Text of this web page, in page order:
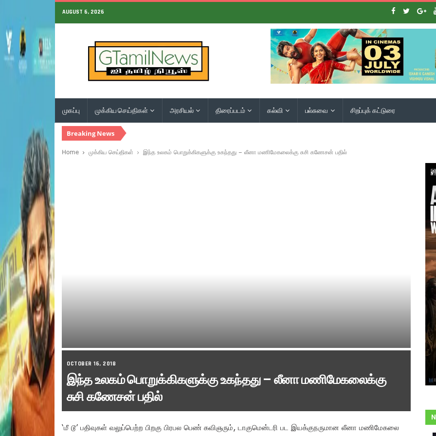
AUGUST 6, 2026
முகப்பு முக்கிய செய்திகள் அரசியல் திரைப்படம் கல்வி பல்சுவை சிறப்புக் கட்டுரை
Breaking News
Home முக்கிய செய்திகள் இந்த உலகம் பொறுக்கிகளுக்கு உகந்தது – லீனா மணிமேகலைக்கு சுசி கணேசன் பதில்
OCTOBER 16, 2018
இந்த உலகம் பொறுக்கிகளுக்கு உகந்தது – லீனா மணிமேகலைக்கு
சுசி கணேசன் பதில்
‘மீ டூ’ பதிவுகள் வலுப்பெற்ற பிறகு பிரபல பெண் கவிஞரும், டாகுமென்டரி பட இயக்குநருமான லீனா மணிமேகலை